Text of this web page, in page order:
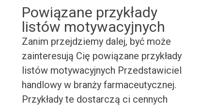
Powiązane przykłady
listów motywacyjnych
Zanim przejdziemy dalej, być może
zainteresują Cię powiązane przykłady
listów motywacyjnych Przedstawiciel
handlowy w branży farmaceutycznej.
Przykłady te dostarczą ci cennych